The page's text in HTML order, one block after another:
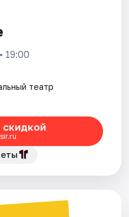
19:00
театр
скидкой